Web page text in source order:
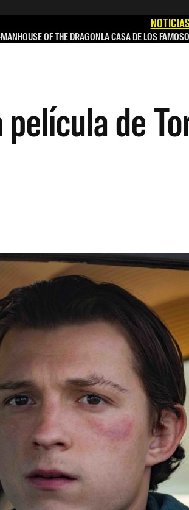
NOTICIAS
HOUSE OF THE DRAGONLA CASA DE LOS
de